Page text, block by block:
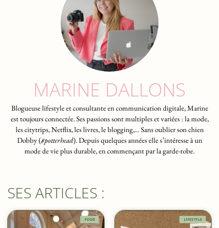
MARINE DALLONS
Blogueuse lifestyle et consultante en communication digitale, Marine
est toujours connectée. Ses passions sont multiples et variées : la mode,
les citytrips, Netflix, les livres, le blogging,… Sans oublier son chien
Dobby (#potterhead). Depuis quelques années elle s’intéresse à un
mode de vie plus durable, en commençant par la garde-robe.
SES ARTICLES :
FOOD LIFESTYLE